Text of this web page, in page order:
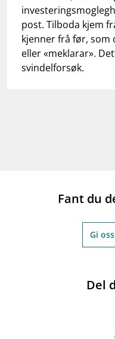
post. Tilboda kjem
kjenner frå før, som
eller «meklarar».
svindelforsøk.
Fant du
Gi
Del